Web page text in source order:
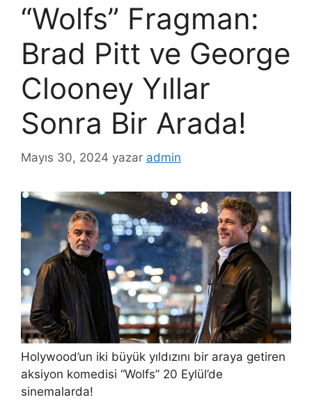
“Wolfs” Fragman:
Brad Pitt ve George
Clooney Yıllar
Sonra Bir Arada!
Mayıs 30, 2024 yazar admin
Holywood’un iki büyük yıldızını bir araya getiren
aksiyon komedisi “Wolfs” 20 Eylül’de
sinemalarda!